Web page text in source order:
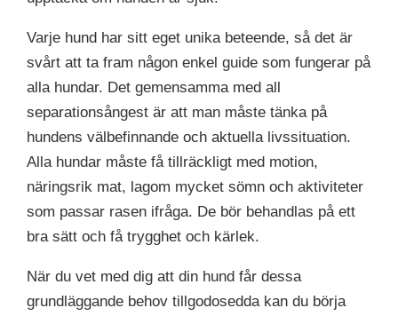
Varje hund har sitt eget unika beteende, så det är
svårt att ta fram någon enkel guide som fungerar på
alla hundar. Det gemensamma med all
separationsångest är att man måste tänka på
hundens välbefinnande och aktuella livssituation.
Alla hundar måste få tillräckligt med motion,
näringsrik mat, lagom mycket sömn och aktiviteter
som passar rasen ifråga. De bör behandlas på ett
bra sätt och få trygghet och kärlek.
När du vet med dig att din hund får dessa
grundläggande behov tillgodosedda kan du börja